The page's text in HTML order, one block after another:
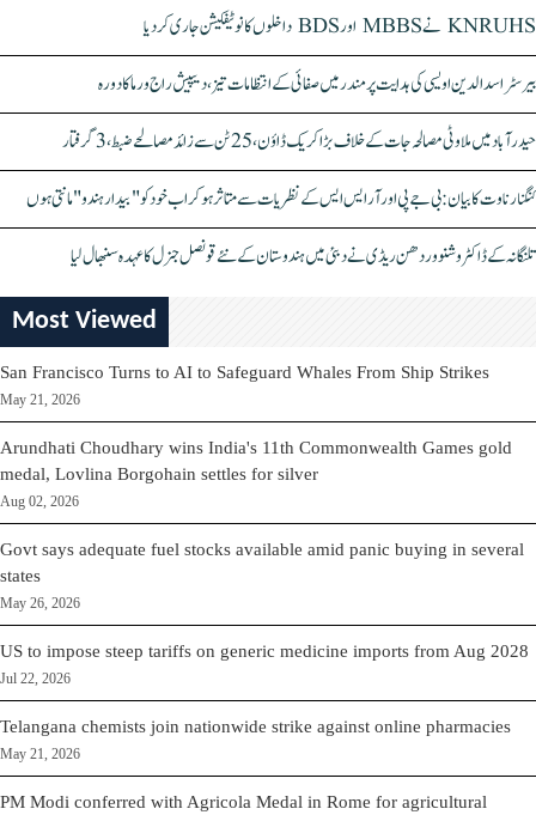
KNRUHS نے MBBS اور BDS داخلوں کا نوٹیفکیشن جاری کر دیا
بیرسٹر اسدالدین اویسی کی ہدایت پر مندر میں صفائی کے انتظامات تیز، دیپیش راج ورما کا دورہ
حیدرآباد میں ملاوٹی مصالحہ جات کے خلاف بڑا کریک ڈاؤن، 25 ٹن سے زائد مصالحے ضبط، 3 گرفتار
کنگنا رناوت کا بیان: بی جے پی اور آر ایس ایس کے نظریات سے متاثر ہو کر اب خود کو "بیدار ہندو" مانتی ہوں
تلنگانہ کے ڈاکٹر وشنو وردھن ریڈی نے دبئی میں ہندوستان کے نئے قونصل جنرل کا عہدہ سنبھال لیا
Most Viewed
San Francisco Turns to AI to Safeguard Whales From Ship Strikes
May 21, 2026
Arundhati Choudhary wins India's 11th Commonwealth Games gold
medal, Lovlina Borgohain settles for silver
Aug 02, 2026
Govt says adequate fuel stocks available amid panic buying in several
states
May 26, 2026
US to impose steep tariffs on generic medicine imports from Aug 2028
Jul 22, 2026
Telangana chemists join nationwide strike against online pharmacies
May 21, 2026
PM Modi conferred with Agricola Medal in Rome for agricultural